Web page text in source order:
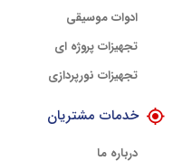
ادوات موسیقی
تجهیزات پروژه ای
تجهیزات نورپردازی
خدمات مشتریان
درباره ما